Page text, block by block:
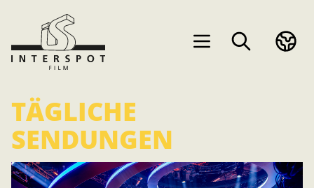
TÄGLICHE
SENDUNGEN